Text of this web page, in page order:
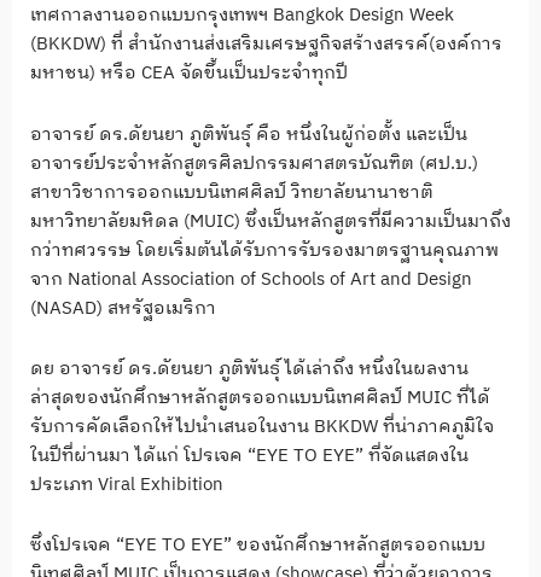
เทศกาลงานออกแบบกรุงเทพฯ Bangkok Design Week
(BKKDW) ที่ สำนักงานส่งเสริมเศรษฐกิจสร้างสรรค์(องค์การ
มหาชน) หรือ CEA จัดขึ้นเป็นประจำทุกปี
อาจารย์ ดร.ดัยนยา ภูติพันธุ์ คือ หนึ่งในผู้ก่อตั้ง และเป็น
อาจารย์ประจำหลักสูตรศิลปกรรมศาสตรบัณฑิต (ศป.บ.)
สาขาวิชาการออกแบบนิเทศศิลป์ วิทยาลัยนานาชาติ
มหาวิทยาลัยมหิดล (MUIC) ซึ่งเป็นหลักสูตรที่มีความเป็นมาถึง
กว่าทศวรรษ โดยเริ่มต้นได้รับการรับรองมาตรฐานคุณภาพ
จาก National Association of Schools of Art and Design
(NASAD) สหรัฐอเมริกา
ดย อาจารย์ ดร.ดัยนยา ภูติพันธุ์ ได้เล่าถึง หนึ่งในผลงาน
ล่าสุดของนักศึกษาหลักสูตรออกแบบนิเทศศิลป์ MUIC ที่ได้
รับการคัดเลือกให้ไปนำเสนอในงาน BKKDW ที่น่าภาคภูมิใจ
ในปีที่ผ่านมา ได้แก่ โปรเจค “EYE TO EYE” ที่จัดแสดงใน
ประเภท Viral Exhibition
ซึ่งโปรเจค “EYE TO EYE” ของนักศึกษาหลักสูตรออกแบบ